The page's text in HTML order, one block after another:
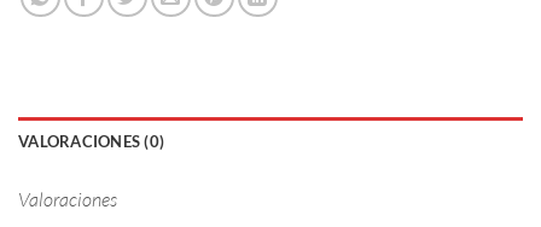
VALORACIONES (0)
Valoraciones